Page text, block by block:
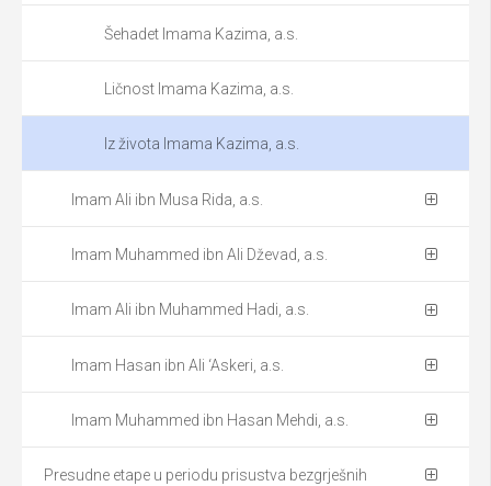
Šehadet Imama Kazima, a.s.
Ličnost Imama Kazima, a.s.
Iz života Imama Kazima, a.s.
Imam Ali ibn Musa Rida, a.s.
Imam Muhammed ibn Ali Dževad, a.s.
Imam Ali ibn Muhammed Hadi, a.s.
Imam Hasan ibn Ali ‘Askeri, a.s.
Imam Muhammed ibn Hasan Mehdi, a.s.
Presudne etape u periodu prisustva bezgrješnih